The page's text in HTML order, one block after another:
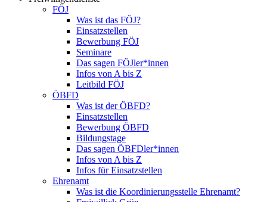
FÖJ
Was ist das FÖJ?
Einsatzstellen
Bewerbung FÖJ
Seminare
Das sagen FÖJler*innen
Infos von A bis Z
Leitbild FÖJ
ÖBFD
Was ist der ÖBFD?
Einsatzstellen
Bewerbung ÖBFD
Bildungstage
Das sagen ÖBFDler*innen
Infos von A bis Z
Infos für Einsatzstellen
Ehrenamt
Was ist die Koordinierungsstelle Ehrenamt?